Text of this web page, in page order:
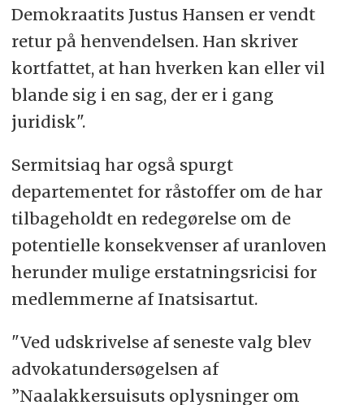
Demokraatits Justus Hansen er vendt
retur på henvendelsen. Han skriver
kortfattet, at han hverken kan eller vil
blande sig i en sag, der er i gang
juridisk".
Sermitsiaq har også spurgt
departementet for råstoffer om de har
tilbageholdt en redegørelse om de
potentielle konsekvenser af uranloven
herunder mulige erstatningsricisi for
medlemmerne af Inatsisartut.
"Ved udskrivelse af seneste valg blev
advokatundersøgelsen af
”Naalakkersuisuts oplysninger om